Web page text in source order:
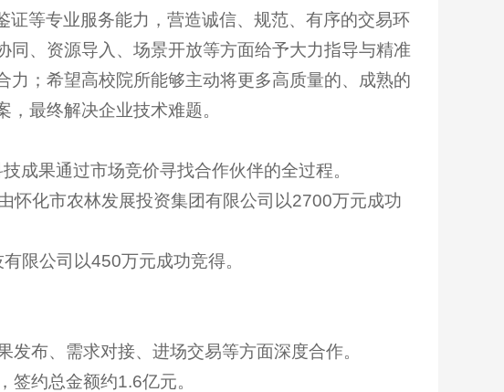
等专业服务能力，营造诚信、规范、有序的交易环
、资源导入、场景开放等方面给予大力指导与精准
；希望高校院所能够主动将更多高质量的、成熟的
最终解决企业技术难题。
成果通过市场竞价寻找合作伙伴的全过程。
怀化市农林发展投资集团有限公司以2700万元成功
限公司以450万元成功竞得。
布、需求对接、进场交易等方面深度合作。
约总金额约1.6亿元。